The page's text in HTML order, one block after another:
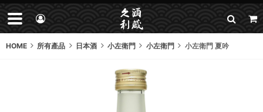
HOME 所有產品 日本酒 小左衛門 小左衛門 小左衛門 夏吟